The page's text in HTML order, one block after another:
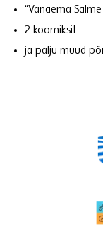
“Vanaema
2 koomiksit
ja palju muud